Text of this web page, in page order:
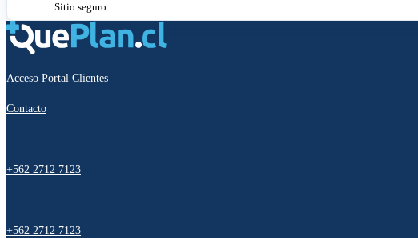
Sitio seguro
Acceso Portal Clientes
Contacto
+562 2712 7123
+562 2712 7123